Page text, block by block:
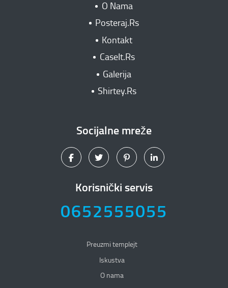
O Nama
Posteraj.Rs
Kontakt
CaseIt.Rs
Galerija
Shirtey.Rs
Socijalne mreže
Korisnički servis
0652555055
Preuzmi templejt
Iskustva
O nama